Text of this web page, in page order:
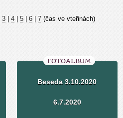
3 4 5 6 7 (čas ve vteřinách)
FOTOALBUM
Beseda 3.10.2020
6.7.2020